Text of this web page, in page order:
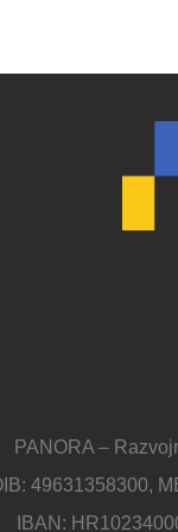
PANORA –
49631358300,
IBAN: